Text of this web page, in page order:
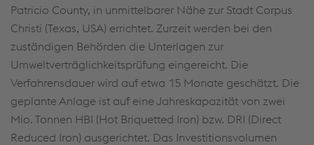
Patricio County, in unmittelbarer Nähe zur Stadt Corpus
Christi (Texas, USA) errichtet. Zurzeit werden bei den
zuständigen Behörden die Unterlagen zur
Umweltverträglichkeitsprüfung eingereicht. Die
Verfahrensdauer wird auf etwa 15 Monate geschätzt. Die
geplante Anlage ist auf eine Jahreskapazität von zwei
Mio. Tonnen HBI (Hot Briquetted Iron) bzw. DRI (Direct
Reduced Iron) ausgerichtet. Das Investitionsvolumen